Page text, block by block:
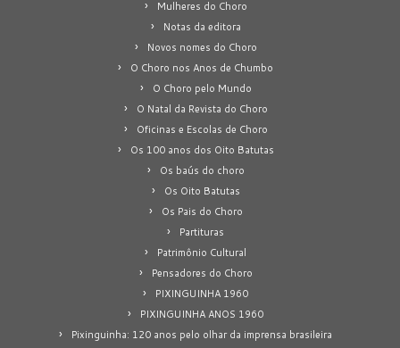
Mulheres do Choro
Notas da editora
Novos nomes do Choro
O Choro nos Anos de Chumbo
O Choro pelo Mundo
O Natal da Revista do Choro
Oficinas e Escolas de Choro
Os 100 anos dos Oito Batutas
Os baús do choro
Os Oito Batutas
Os Pais do Choro
Partituras
Patrimônio Cultural
Pensadores do Choro
PIXINGUINHA 1960
PIXINGUINHA ANOS 1960
Pixinguinha: 120 anos pelo olhar da imprensa brasileira